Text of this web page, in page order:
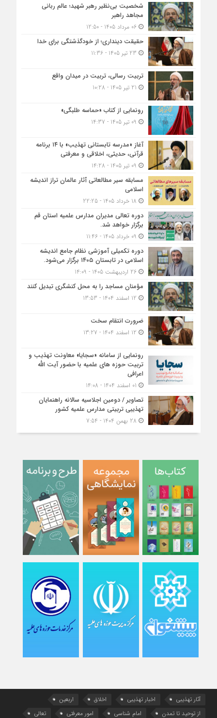
شخصیت بی‌نظیر رهبر شهید؛ عالم ربانی
مجاهد راهبر
06 مرداد 1405 - 12:50
حقیقت دینداری؛ از خودگذشتگی برای خدا
تربیت رسالی، تربیت در میدان واقع
رونمایی از کتاب «حماسه طلبگی»
آغاز «مدرسه تابستانی تهذیب» با ۱۴ برنامه
قرآنی، حدیثی، اخلاقی و معرفتی
مسابقه سیر مطالعاتی آثار عالمان تراز اندیشه
اسلامی
دوره تعالی مدیران مدارس علمیه استان قم
برگزار خواهد شد.
دوره تکمیلی آموزشی نظام جامع اندیشه
اسلامی در تابستان ۱۴۰۵ برگزار می‌شود.
26 اردیبهشت 1405 - 14:09
مؤمنان مساجد را به محل کنشگری تبدیل کنند
ضرورت انتقام سخت
رونمایی از سامانه «سجایا» معاونت تهذیب و
تربیت حوزه‌ های علمیه با حضور آیت الله
اعرافی
تصاویر / دومین اجلاسیه سالانه راهنمایان
تهذیبی تربیتی مدارس علمیه کشور
آثار تهذیبی اخبار تهذیبی اخلاق
اربعین
از توحید تا تمدن
امام شناسی امور معرفتی تعالی